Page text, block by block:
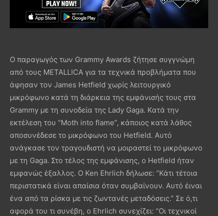
Ο παραγωγός των Grammy Awards ζήτησε συγγνώμη
από τους METALLICA για τα τεχνικά προβλήματα που
άφησαν τον James Hetfield χωρίς λειτουργικό
μικρόφωνο κατά τη διάρκεια της εμφάνισής τους στα
Grammy με τη συνοδεία της Lady Gaga. Κατά την
εκτέλεση του “Moth into flame”, κάποιος κατά λάθος
αποσυνέδεσε το μικρόφωνο του Hetfield. Αυτό
ανάγκασε τον τραγουδιστή να μοιραστεί το μικρόφωνο
με τη Gaga. Στο τέλος της εμφάνισης, ο Hetfield ήταν
εμφανώς έξαλλος. Ο Ken Ehrlich δήλωσε: “Κάτι τέτοια
περιστατικά είναι απαίσια όταν συμβαίνουν. Αυτό έιναι
ένα από τα ρίσκα με τις ζωντανές μεταδόσεις.” Σε ό,τι
αφορά του τι συνέβη, ο Ehrlich συνεχίζει: “Οι τεχνικοί